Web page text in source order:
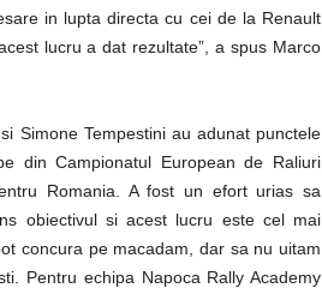
in lupta directa cu cei de la Renault
lucru a dat rezultate”, a spus Marco
Simone Tempestini au adunat punctele
din Campionatul European de Raliuri
Romania. A fost un efort urias sa
obiectivul si acest lucru este cel mai
concura pe macadam, dar sa nu uitam
Pentru echipa Napoca Rally Academy